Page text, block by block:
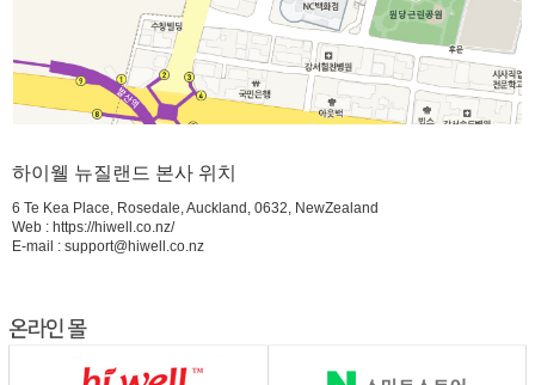
하이웰 뉴질랜드 본사 위치
6 Te Kea Place, Rosedale, Auckland, 0632, NewZealand
Web : https://hiwell.co.nz/
E-mail : support@hiwell.co.nz